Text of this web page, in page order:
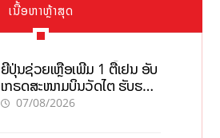
ເນື້ອຫາຫຼ້າສຸດ
ຍີ່ປຸ່ນຊ່ວຍເຫຼືອເພີ່ມ 1 ຕື້ເຢນ ອັບ
ເກຣດສະໜາມບິນວັດໄຕ ຮັບຮອງ
ການເຕີບໂຕ
07/08/2026